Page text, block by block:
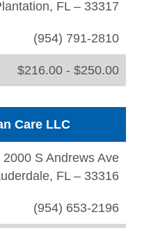
FL – 33317
(954) 791-2810
$216.00 - $250.00
Care LLC
2000 S Andrews Ave
FL – 33316
(954) 653-2196